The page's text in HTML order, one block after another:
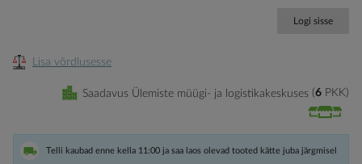
Logi sisse
Lisa võrdlusesse
Saadavus Ülemiste müügi- ja logistikakeskuses 6 PKK
Telli kaubad enne kella 11:00 ja saa laos olevad tooted kätte juba järgmisel